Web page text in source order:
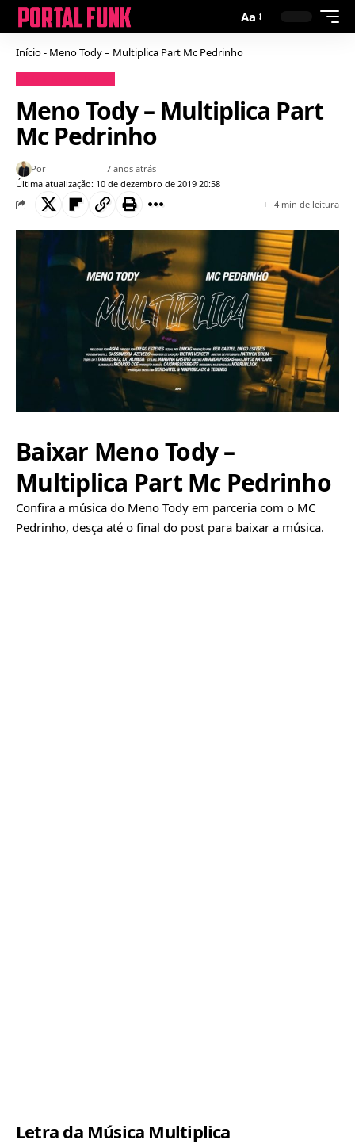
Aa
Início- Meno Tody – Multiplica Part Mc Pedrinho
Meno Tody – Multiplica Part
Mc Pedrinho
Última atualização: 10 de dezembro de 2019 20:58
Por Bruno Gabriel7 anos atrás
4 min de leitura
Baixar Meno Tody –
Multiplica Part Mc Pedrinho
Confira a música do Meno Tody em parceria com o MC
Pedrinho, desça até o final do post para baixar a música.
Letra da Música Multiplica